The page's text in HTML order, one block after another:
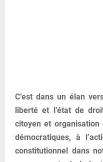
C’est dans un élan
liberté et l’état de
citoyen et
démocratiques, à
constitutionnel dans